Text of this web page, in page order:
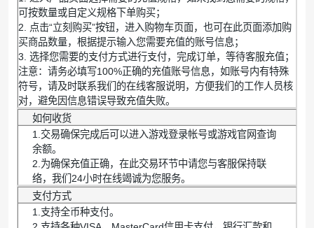
可按数量或自定义规格下单购买；
2. 点击“立刻购买”按钮，进入购物车页面，也可在此页面添加购
买商品数量，根据提示输入您需要充值的账号信息；
3. 选择您需要的支付方式进行支付，完成订单，等待客服充值；
注意：请务必填写100%正确的充值账号信息，如账号内有特殊
符号，请及时联系我们的在线客服说明，方便我们的工作人员核
对，避免因信息错误导致充值失败。
如何收货
1.交易确保完成后可以进入游戏登录帐号或游戏官网查询
余额。
2.为确保充值正确，在此交易环节中请您与客服保持联
络，我们24小时在线竭诚为您服务。
支付方式
1.支持全币种支付。